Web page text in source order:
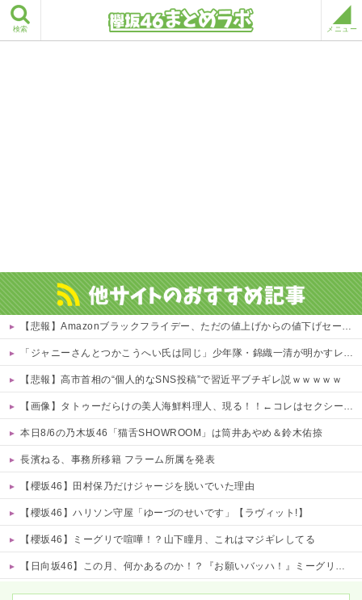
検索 メニュー
【悲報】Amazonブラックフライデー、ただの値上げからの値下げセールだったｗｗｗ 他
「ジャニーさんとつかこうへい氏は同じ」少年隊・錦織一清が明かすレジェンドの共通点と我流の演出論
【悲報】高市首相の“個人的なSNS投稿”で習近平ブチギレ説ｗｗｗｗｗ
【画像】タトゥーだらけの美人海鮮料理人、現る！！←コレはセクシー過ぎてワイらにブッ刺さりまくりw w w w w w w w w
本日8/6の乃木坂46「猫舌SHOWROOM」は筒井あやめ＆鈴木佑捺
長濱ねる、事務所移籍 フラーム所属を発表
【櫻坂46】田村保乃だけジャージを脱いでいた理由
【櫻坂46】ハリソン守屋「ゆーづのせいです」【ラヴィット!】
【櫻坂46】ミーグリで喧嘩！？山下瞳月、これはマジギレしてる
【日向坂46】この月、何かあるのか！？『お願いバッハ！』ミーグリ日程がこちら